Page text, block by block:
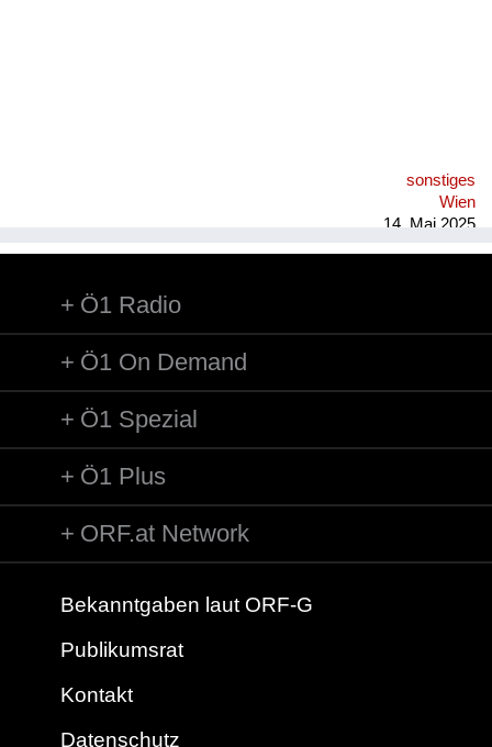
sonstiges
Wien
14. Mai 2025
Ö1 Radio
Ö1 On Demand
Ö1 Spezial
Ö1 Plus
ORF.at Network
Bekanntgaben laut ORF-G
Publikumsrat
Kontakt
Datenschutz